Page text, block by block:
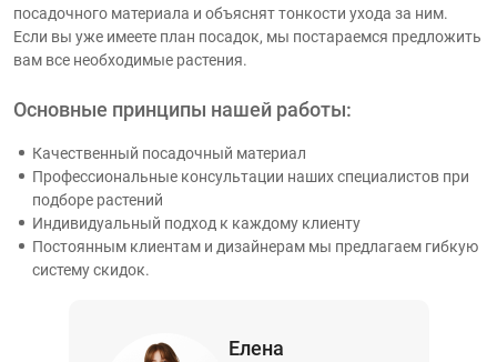
посадочного материала и объяснят тонкости ухода за ним.
Если вы уже имеете план посадок, мы постараемся предложить
вам все необходимые растения.
Основные принципы нашей работы:
Качественный посадочный материал
Профессиональные консультации наших специалистов при
подборе растений
Индивидуальный подход к каждому клиенту
Постоянным клиентам и дизайнерам мы предлагаем гибкую
систему скидок.
Елена